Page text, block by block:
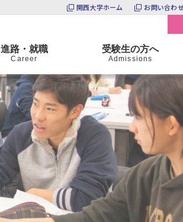
関西大学ホーム お問い合わせ
進路・就職
Career
受験生の方へ
Admissions